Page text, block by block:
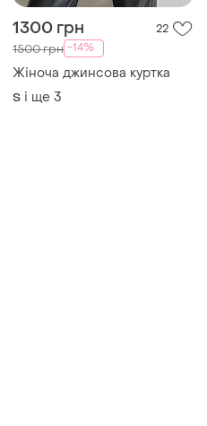
1300 грн 22
1500 грн -14%
Жіноча джинсова куртка
S і ще 3